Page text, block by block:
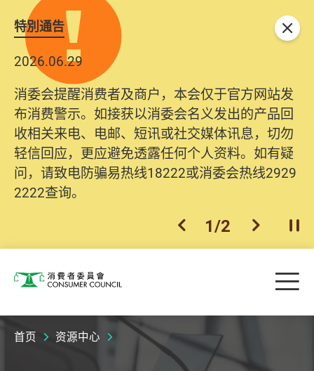
特別通告
2026.06.29
消委会提醒消费者及商户，本会仅于官方网站发
布消费警示。如接获以消委会名义发出的产品回
收相关来电、电邮、短讯或社交媒体讯息，切勿
轻信回应，更应避免透露任何个人资料。如有疑
问，请致电防骗易热线18222或消委会热线2929
2222查询。
2025.10.31
为提升使用者体验及网络安全，本会的投诉处理
系统已经进行升级及推出新功能。由2025年11月
10日起，消费者需要提供基本联络资料（包括姓
名、电邮及电话）注册帐户，才可提交投诉、查
询及建议。所有提交纪录将清晰整合于帐户中，
方便日后作出跟进。
上一个
2/2 下一个开
关闭
消费者委员会 目
首页 资源中心